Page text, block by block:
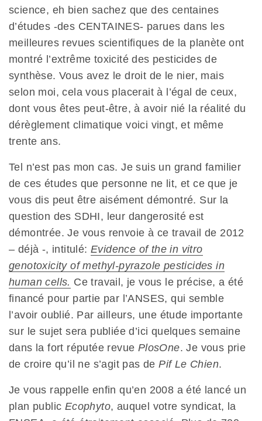
science, eh bien sachez que des centaines
d’études -des CENTAINES- parues dans les
meilleures revues scientifiques de la planète ont
montré l’extrême toxicité des pesticides de
synthèse. Vous avez le droit de le nier, mais
selon moi, cela vous placerait à l’égal de ceux,
dont vous êtes peut-être, à avoir nié la réalité du
dérèglement climatique voici vingt, et même
trente ans.
Tel n’est pas mon cas. Je suis un grand familier
de ces études que personne ne lit, et ce que je
vous dis peut être aisément démontré. Sur la
question des SDHI, leur dangerosité est
démontrée. Je vous renvoie à ce travail de 2012
– déjà -, intitulé: Evidence of the in vitro
genotoxicity of methyl-pyrazole pesticides in
human cells. Ce travail, je vous le précise, a été
financé pour partie par l’ANSES, qui semble
l’avoir oublié. Par ailleurs, une étude importante
sur le sujet sera publiée d’ici quelques semaine
dans la fort réputée revue PlosOne. Je vous prie
de croire qu’il ne s’agit pas dePif Le Chien.
Je vous rappelle enfin qu’en 2008 a été lancé un
plan public Ecophyto, auquel votre syndicat, la